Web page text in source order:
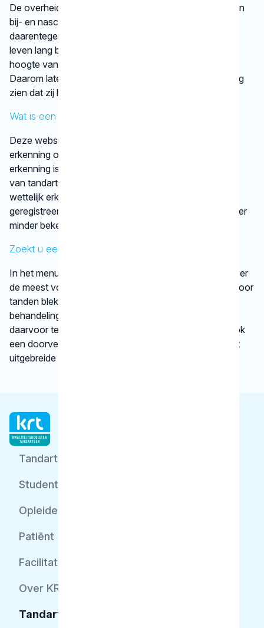
De overheid verplicht tandartsen niet tot het volgen van
bij- en nascholing. De beroepsgroep zelf vindt het
daarentegen wel belangrijk dat tandheelkundigen hun
leven lang blijven leren. Op die manier zijn ze op de
hoogte van de nieuwste tandheelkundige technieken.
Daarom laten tandartsen met een KRT-registratie graag
zien dat zij hun vak bijhouden.
Wat is een discipline?
Deze website vermeldt alleen disciplines met een
erkenning op basis van vastgestelde criteria. Die
erkenning is afgegeven door een vereniging
van tandartsen. De kaakchirurg en de orthodontist zijn
wettelijk erkende specialisaties. Alle specialisten staan
geregistreerd in het
. Bij disciplines waarover
minder bekend is, verwijst het KRT door.
Zoekt u een specifieke behandeling?
In het menu onder
vindt u informatie over
de meest voorkomende behandelingen, bijvoorbeeld voor
tanden bleken. We vertellen kort en krachtig wat een
behandeling inhoudt en bij welke gebitsspecialist u
daarvoor terecht kunt. Per type behandeling vindt u ook
een doorverwijzing naar een betrouwbare website met
uitgebreide informatie.
Tandarts
Student
Opleider
Patiënt
Facilitator
Over KRT
Tandarts